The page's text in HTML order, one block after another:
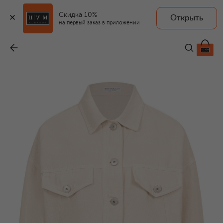
Скидка 10%
на первый заказ в приложении
Открыть
192 000 ₽